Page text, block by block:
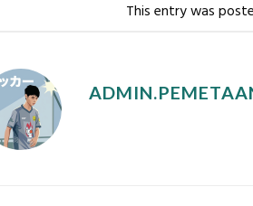
This entry was